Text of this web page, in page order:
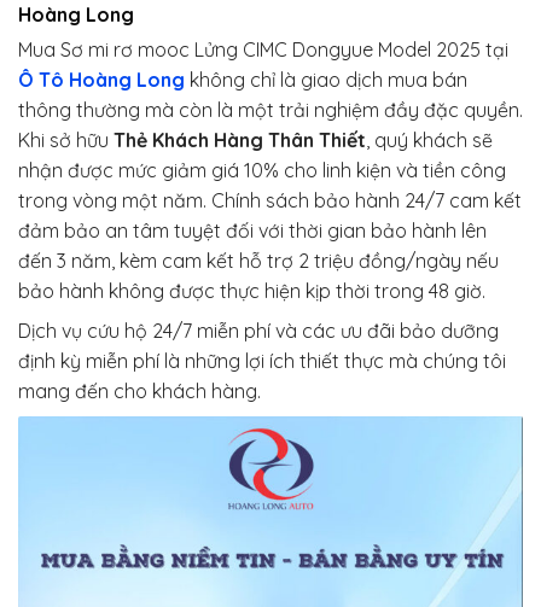
Hoàng Long
Mua Sơ mi rơ mooc Lửng CIMC Dongyue Model 2025 tại
Ô Tô Hoàng Long không chỉ là giao dịch mua bán
thông thường mà còn là một trải nghiệm đầy đặc quyền.
Khi sở hữu Thẻ Khách Hàng Thân Thiết, quý khách sẽ
nhận được mức giảm giá 10% cho linh kiện và tiền công
trong vòng một năm. Chính sách bảo hành 24/7 cam kết
đảm bảo an tâm tuyệt đối với thời gian bảo hành lên
đến 3 năm, kèm cam kết hỗ trợ 2 triệu đồng/ngày nếu
bảo hành không được thực hiện kịp thời trong 48 giờ.
Dịch vụ cứu hộ 24/7 miễn phí và các ưu đãi bảo dưỡng
định kỳ miễn phí là những lợi ích thiết thực mà chúng tôi
mang đến cho khách hàng.